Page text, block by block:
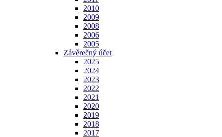
2010
2009
2008
2006
2005
Závěrečný účet
2025
2024
2023
2022
2021
2020
2019
2018
2017